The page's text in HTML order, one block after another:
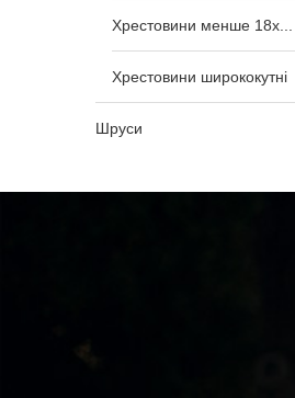
Хрестовини менше 18x...
Хрестовини ширококутні
Шруси